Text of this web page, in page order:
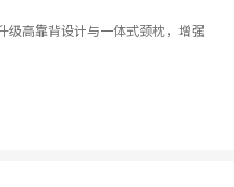
高靠背设计与一体式颈枕，增强